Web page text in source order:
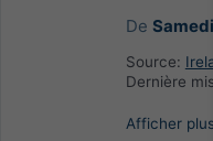
De Samedi
Source:
Dernière
Afficher plus